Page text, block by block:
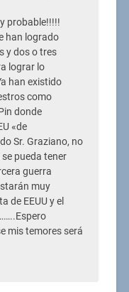
probable!!!!!
han logrado
y dos o tres
lograr lo
han existido
como
donde
«de
Sr. Graziano, no
pueda tener
guerra
muy
de EEUU y el
mis temores será